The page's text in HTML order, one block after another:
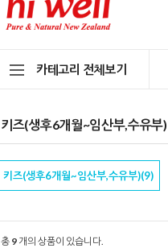
카테고리 전체보기
키즈(생후6개월~임산부,수유부)
키즈(생후6개월~임산부,수유부)(9)
총 9 개의 상품이 있습니다.